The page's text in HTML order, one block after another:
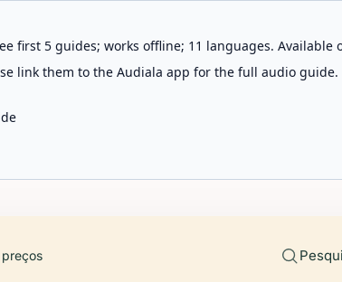
first 5 guides; works offline; 11 languages. Available
link them to the Audiala app for the full audio guide.